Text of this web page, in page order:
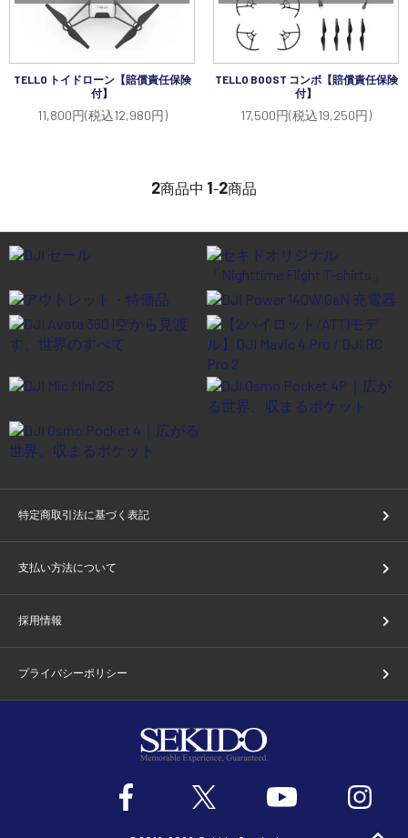
講習会･国家資格･WEBセミナー
定期配信!
SEKIDO
コーポレートサイト
SEKIDO 会社概要
TELLO トイドローン【賠償責任保険
付】
11,800円(税込12,980円)
TELLO BOOST コンボ【賠償責任保険
付】
17,500円(税込19,250円)
2商品中 1-2商品
特定商取引法に基づく表記
支払い方法について
採用情報
プライバシーポリシー